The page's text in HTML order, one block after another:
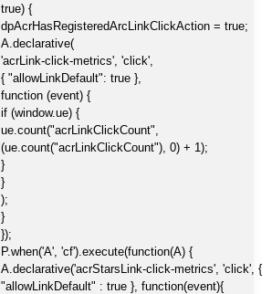
true) {
dpAcrHasRegisteredArcLinkClickAction = true;
A.declarative(
'acrLink-click-metrics', 'click',
{ "allowLinkDefault": true },
function (event) {
if (window.ue) {
ue.count("acrLinkClickCount",
(ue.count("acrLinkClickCount"), 0) + 1);
}
}
);
}
});
P.when('A', 'cf').execute(function(A) {
A.declarative('acrStarsLink-click-metrics', 'click', {
"allowLinkDefault" : true }, function(event){